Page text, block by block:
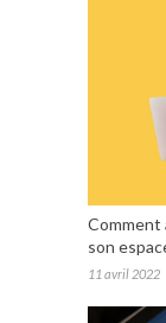
Comment
son
11 avril 2022